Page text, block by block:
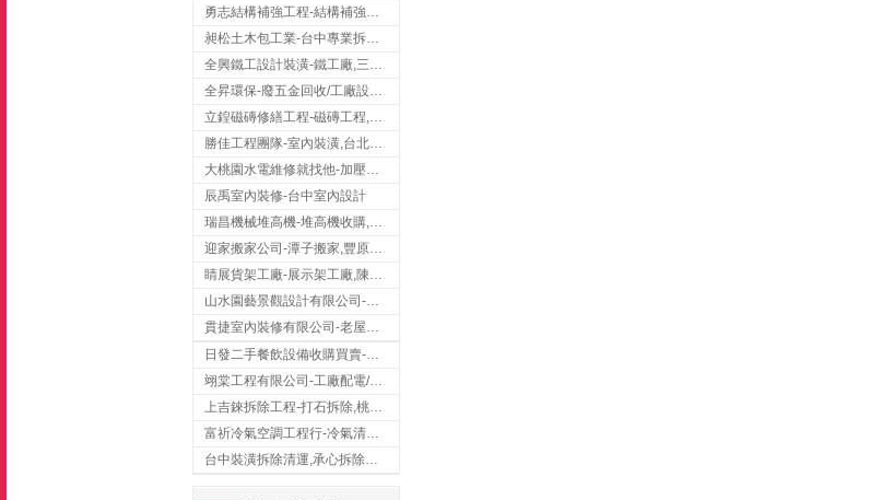
勇志結構補強工程-結構補強工程 ,桃園結構補強工程,龍潭結構補強工程
昶松土木包工業-台中專業拆除工程/挖土機出租
全興鐵工設計裝潢-鐵工廠,三峽鐵工廠,台北鐵工廠
全昇環保-廢五金回收/工廠設備收購/機械設備回收/高價收購廠房設備
立鍠磁磚修繕工程-磁磚工程,磁磚修補,新竹磁磚工程
勝佳工程團隊-室內裝潢,台北房屋裝修,三重室內裝修
大桃園水電維修就找他-加壓馬達,抽水馬達,桃園水電行,中壢水電
辰禹室內裝修-台中室內設計
瑞昌機械堆高機-堆高機收購,新北市堆高機,桃園堆高機
迎家搬家公司-潭子搬家,豐原搬家,大雅搬家,大甲搬家,台中推薦搬家,台中搬家
睛展貨架工廠-展示架工廠,陳列架,台中展示架工廠
山水園藝景觀設計有限公司-景觀工程,景觀設計,新竹園藝工程,新竹景觀設計
貫捷室內裝修有限公司-老屋翻新工程,台中老屋翻新工程,台中舊屋翻新
日發二手餐飲設備收購買賣-二手貨買賣,台中二手貨買賣,台中二手餐飲收購
翊棠工程有限公司-工廠配電/高雄消防機電公司
上吉錸拆除工程-打石拆除,桃園打石拆除,桃園拆除工程
富祈冷氣空調工程行-冷氣清洗,台中冷氣清洗,台中冷氣安裝,北區冷氣清洗
台中裝潢拆除清運,承心拆除清運工程-台中包月垃圾清運,台中工廠垃圾清運,北區裝潢拆除清運